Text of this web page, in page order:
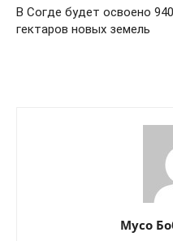
В Согде будет освоено 940
гектаров новых земель
Мусо